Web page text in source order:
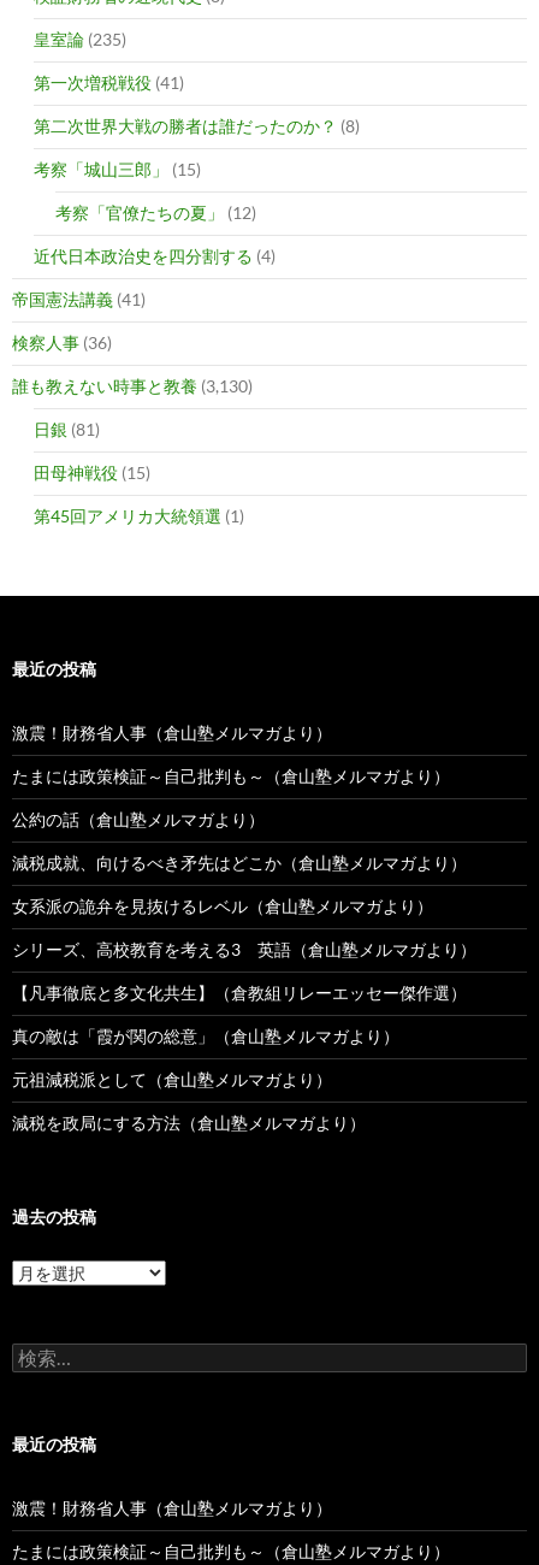
皇室論 (235)
第一次増税戦役 (41)
第二次世界大戦の勝者は誰だったのか？ (8)
考察「城山三郎」 (15)
考察「官僚たちの夏」 (12)
近代日本政治史を四分割する (4)
帝国憲法講義 (41)
検察人事 (36)
誰も教えない時事と教養 (3,130)
日銀 (81)
田母神戦役 (15)
第45回アメリカ大統領選 (1)
最近の投稿
激震！財務省人事（倉山塾メルマガより）
たまには政策検証～自己批判も～（倉山塾メルマガより）
公約の話（倉山塾メルマガより）
減税成就、向けるべき矛先はどこか（倉山塾メルマガより）
女系派の詭弁を見抜けるレベル（倉山塾メルマガより）
シリーズ、高校教育を考える3 英語（倉山塾メルマガより）
【凡事徹底と多文化共生】（倉教組リレーエッセー傑作選）
真の敵は「霞が関の総意」（倉山塾メルマガより）
元祖減税派として（倉山塾メルマガより）
減税を政局にする方法（倉山塾メルマガより）
過去の投稿
過
去
稿
検
索:
最近の投稿
激震！財務省人事（倉山塾メルマガより）
たまには政策検証～自己批判も～（倉山塾メルマガより）